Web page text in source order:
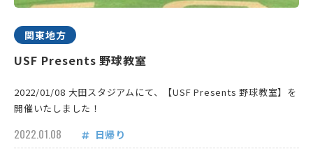
関東地方
USF Presents 野球教室
2022/01/08 大田スタジアムにて、【USF Presents 野球教室】を
開催いたしました！
2022.01.08 日帰り